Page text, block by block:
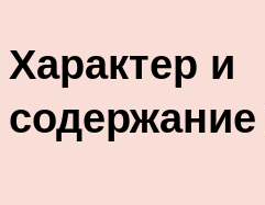
Характер и